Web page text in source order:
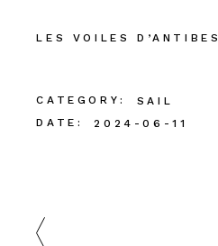
LES VOILES D’ANTIBES
CATEGORY:
SAIL
DATE:
2024-06-11